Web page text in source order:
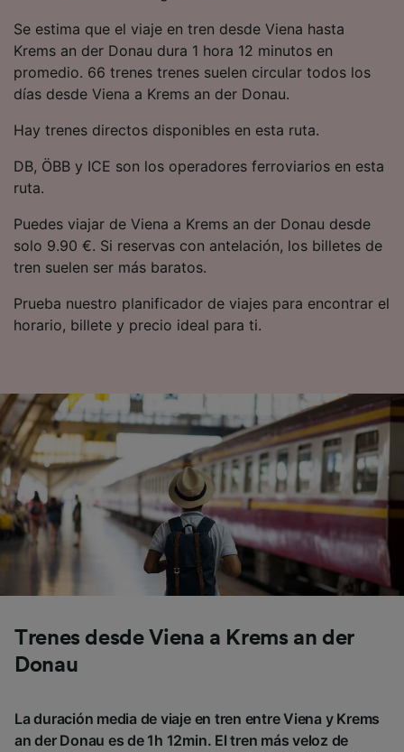
Se estima que el viaje en tren desde Viena hasta
Krems an der Donau dura 1 hora 12 minutos en
promedio. 66 trenes trenes suelen circular todos los
días desde Viena a Krems an der Donau.
Hay trenes directos disponibles en esta ruta.
DB, ÖBB y ICE son los operadores ferroviarios en esta
ruta.
Puedes viajar de Viena a Krems an der Donau desde
solo 9.90 €. Si reservas con antelación, los billetes de
tren suelen ser más baratos.
Prueba nuestro planificador de viajes para encontrar el
horario, billete y precio ideal para ti.
Trenes desde Viena a Krems an der
Donau
La duración media de viaje en tren entre Viena y Krems
an der Donau es de 1h 12min. El tren más veloz de
características del dispositivo para su
identificación. Almacenar la información en un
dispositivo y/o acceder a ella. Publicidad y
contenido personalizados, medición de
publicidad y contenido, investigación de
audiencia y desarrollo de servicios.
Lista de asociados (proveedores)